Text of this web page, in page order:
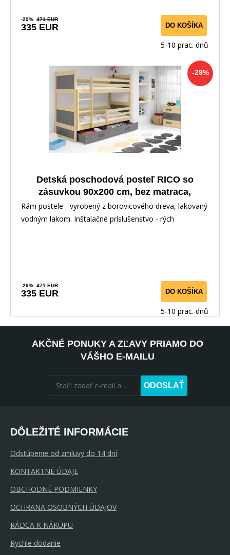
-29% 471 EUR
335 EUR DO KOŠÍKA
5-10 prac. dnů
-29%
Detská poschodová posteľ RICO so
zásuvkou 90x200 cm, bez matraca,
Prírodná/Grafit
Rám postele - vyrobený z borovicového dreva, lakovaný
vodným lakom. Inštalačné príslušenstvo - rých
-29% 471 EUR
335 EUR DO KOŠÍKA
5-10 prac. dnů
AKČNÉ PONUKY A ZĽAVY PRIAMO DO
VÁŠHO E-MAILU
ODOSLAŤ
DÔLEŽITÉ INFORMÁCIE
Odstúpenie od zmluvy do 14 dní
KONTAKTNÉ ÚDAJE
OBCHODNÉ PODMIENKY
OCHRANA OSOBNÝCH ÚDAJOV
RÁDCA K NÁKUPU
Rychle dodanie